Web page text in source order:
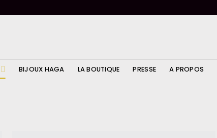
BIJOUX HAGA LA BOUTIQUE PRESSE A PROPOS